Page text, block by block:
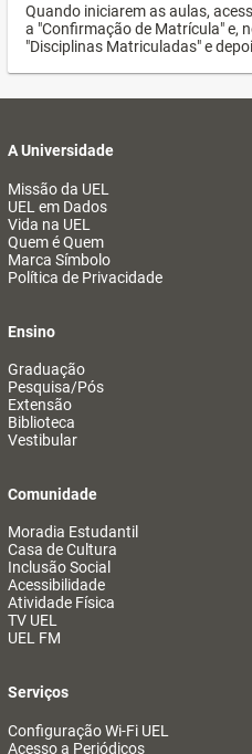
Quando iniciarem as aulas,
a "Confirmação de Matrícula" e,
"Disciplinas Matriculadas" e
A Universidade
Missão da UEL
UEL em Dados
Vida na UEL
Quem é Quem
Marca Símbolo
Política de Privacidade
Ensino
Graduação
Pesquisa/Pós
Extensão
Biblioteca
Vestibular
Comunidade
Moradia Estudantil
Casa de Cultura
Inclusão Social
Acessibilidade
Atividade Física
TV UEL
UEL FM
Serviços
Configuração Wi-Fi UEL
Acesso a Periódicos